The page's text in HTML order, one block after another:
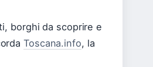
borghi da scoprire e
Toscana.info, la